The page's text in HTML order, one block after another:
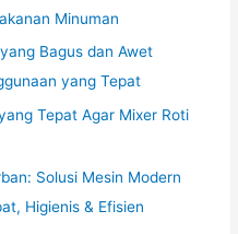
Minuman
Bagus dan Awet
yang Tepat
Tepat Agar Mixer Roti
Solusi Mesin Modern
Higienis & Efisien